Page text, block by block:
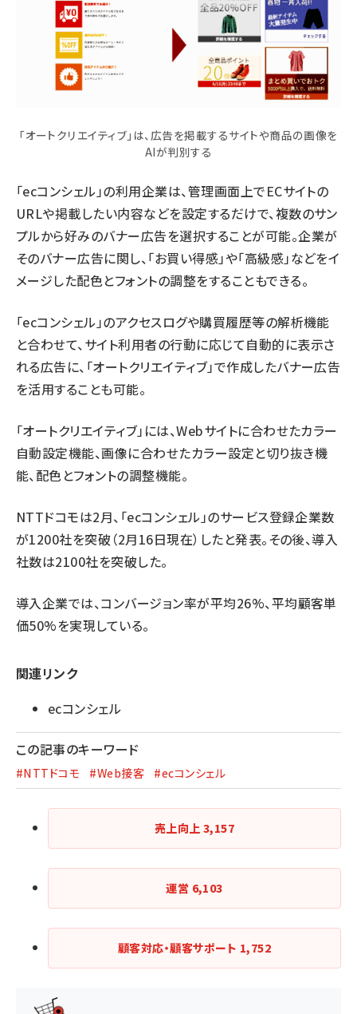
「オートクリエイティブ」は、広告を掲載するサイトや商品の画像を
AIが判別する
「ecコンシェル」の利用企業は、管理画面上でECサイトの
URLや掲載したい内容などを設定するだけで、複数のサン
プルから好みのバナー広告を選択することが可能。企業が
そのバナー広告に関し、「お買い得感」や「高級感」などをイ
メージした配色とフォントの調整をすることもできる。
「ecコンシェル」のアクセスログや購買履歴等の解析機能
と合わせて、サイト利用者の行動に応じて自動的に表示さ
れる広告に、「オートクリエイティブ」で作成したバナー広告
を活用することも可能。
「オートクリエイティブ」には、Webサイトに合わせたカラー
自動設定機能、画像に合わせたカラー設定と切り抜き機
能、配色とフォントの調整機能。
NTTドコモは2月、「ecコンシェル」のサービス登録企業数
が1200社を突破（2月16日現在）したと発表。その後、導入
社数は2100社を突破した。
導入企業では、コンバージョン率が平均26%、平均顧客単
価50%を実現している。
関連リンク
ecコンシェル
この記事のキーワード
#NTTドコモ #Web接客 #ecコンシェル
売上向上 3,157
運営 6,103
顧客対応・顧客サポート 1,752